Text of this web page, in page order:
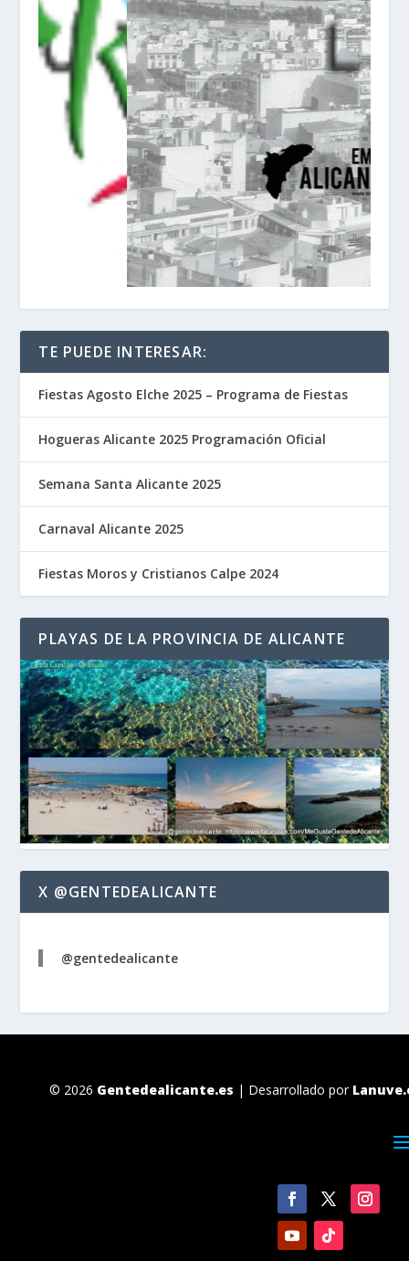
TE PUEDE INTERESAR:
Fiestas Agosto Elche 2025 – Programa de Fiestas
Hogueras Alicante 2025 Programación Oficial
Semana Santa Alicante 2025
Carnaval Alicante 2025
Fiestas Moros y Cristianos Calpe 2024
PLAYAS DE LA PROVINCIA DE ALICANTE
X @GENTEDEALICANTE
@gentedealicante
© 2026 Gentedealicante.es | Desarrollado por